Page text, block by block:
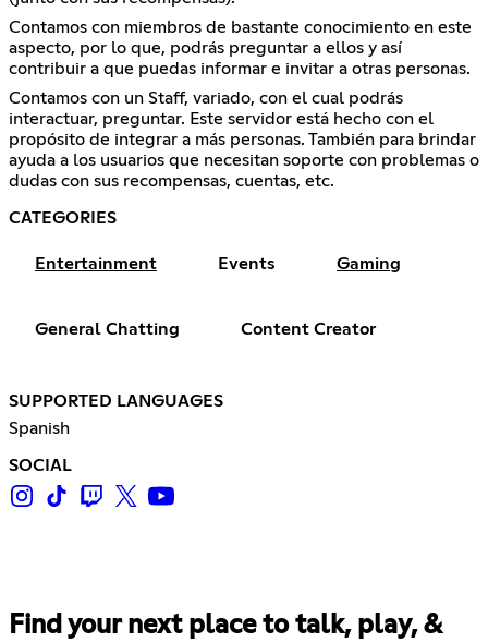
Contamos con miembros de bastante conocimiento en este
aspecto, por lo que, podrás preguntar a ellos y así
contribuir a que puedas informar e invitar a otras personas.
Contamos con un Staff, variado, con el cual podrás
interactuar, preguntar. Este servidor está hecho con el
propósito de integrar a más personas. También para brindar
ayuda a los usuarios que necesitan soporte con problemas o
dudas con sus recompensas, cuentas, etc.
CATEGORIES
Entertainment Events Gaming
General Chatting Content Creator
SUPPORTED LANGUAGES
Spanish
SOCIAL
Find your next place to talk, play, &